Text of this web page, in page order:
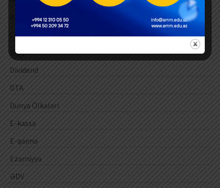
Barter əməliyyatları
Cari vergi ödəmələri
Digər
Dividend
DTA
Dünya Ölkələri
E-kassa
E-qaimə
Ezamiyyə
ƏDV